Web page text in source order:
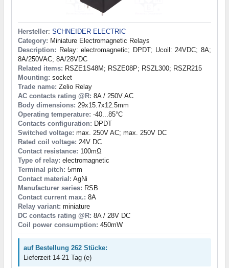
Hersteller: SCHNEIDER ELECTRIC
Category: Miniature Electromagnetic Relays
Description: Relay: electromagnetic; DPDT; Ucoil: 24VDC; 8A;
8A/250VAC; 8A/28VDC
Related items: RSZE1S48M; RSZE08P; RSZL300; RSZR215
Mounting: socket
Trade name: Zelio Relay
AC contacts rating @R: 8A / 250V AC
Body dimensions: 29x15.7x12.5mm
Operating temperature: -40...85°C
Contacts configuration: DPDT
Switched voltage: max. 250V AC; max. 250V DC
Rated coil voltage: 24V DC
Contact resistance: 100mΩ
Type of relay: electromagnetic
Terminal pitch: 5mm
Contact material: AgNi
Manufacturer series: RSB
Contact current max.: 8A
Relay variant: miniature
DC contacts rating @R: 8A / 28V DC
Coil power consumption: 450mW
auf Bestellung 262 Stücke:
Lieferzeit 14-21 Tag (e)